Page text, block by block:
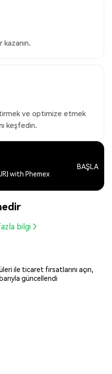
ve optimize etmek
keşfedin.
with Phemex
BAŞLA
bilgi
ile ticaret fırsatlarını açın,
güncellendi